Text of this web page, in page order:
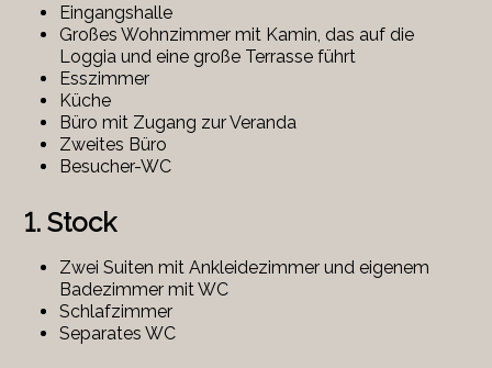
Eingangshalle
Großes Wohnzimmer mit Kamin, das auf die
Loggia und eine große Terrasse führt
Esszimmer
Küche
Büro mit Zugang zur Veranda
Zweites Büro
Besucher-WC
1. Stock
Zwei Suiten mit Ankleidezimmer und eigenem
Badezimmer mit WC
Schlafzimmer
Separates WC